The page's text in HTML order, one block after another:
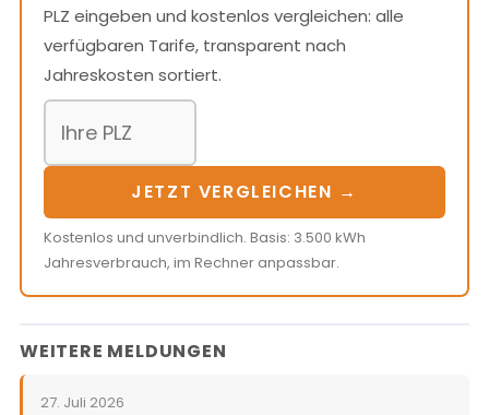
PLZ eingeben und kostenlos vergleichen: alle
verfügbaren Tarife, transparent nach
Jahreskosten sortiert.
JETZT VERGLEICHEN →
Kostenlos und unverbindlich. Basis: 3.500 kWh
Jahresverbrauch, im Rechner anpassbar.
WEITERE MELDUNGEN
27. Juli 2026